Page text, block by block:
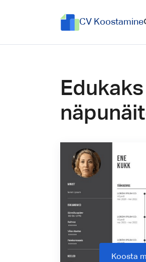
CV Koostamine
Koosta